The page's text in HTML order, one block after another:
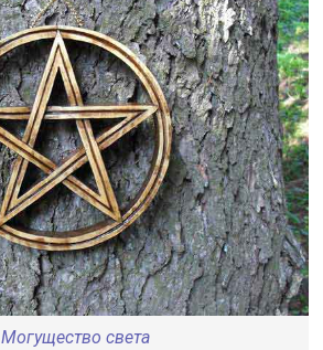
Могущество света